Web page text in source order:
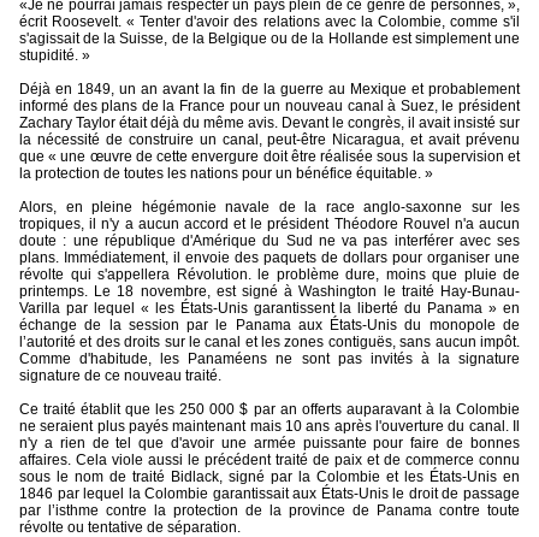
«Je ne pourrai jamais respecter un pays plein de ce genre de personnes, »,
écrit Roosevelt. « Tenter d'avoir des relations avec la Colombie, comme s'il
s'agissait de la Suisse, de la Belgique ou de la Hollande est simplement une
stupidité. »
Déjà en 1849, un an avant la fin de la guerre au Mexique et probablement
informé des plans de la France pour un nouveau canal à Suez, le président
Zachary Taylor était déjà du même avis. Devant le congrès, il avait insisté sur
la nécessité de construire un canal, peut-être Nicaragua, et avait prévenu
que « une œuvre de cette envergure doit être réalisée sous la supervision et
la protection de toutes les nations pour un bénéfice équitable. »
Alors, en pleine hégémonie navale de la race anglo-saxonne sur les
tropiques, il n'y a aucun accord et le président Théodore Rouvel n'a aucun
doute : une république d'Amérique du Sud ne va pas interférer avec ses
plans. Immédiatement, il envoie des paquets de dollars pour organiser une
révolte qui s'appellera Révolution. le problème dure, moins que pluie de
printemps. Le 18 novembre, est signé à Washington le traité Hay-Bunau-
Varilla par lequel « les États-Unis garantissent la liberté du Panama » en
échange de la session par le Panama aux États-Unis du monopole de
l’autorité et des droits sur le canal et les zones contiguës, sans aucun impôt.
Comme d'habitude, les Panaméens ne sont pas invités à la signature
signature de ce nouveau traité.
Ce traité établit que les 250 000 $ par an offerts auparavant à la Colombie
ne seraient plus payés maintenant mais 10 ans après l'ouverture du canal. Il
n'y a rien de tel que d'avoir une armée puissante pour faire de bonnes
affaires. Cela viole aussi le précédent traité de paix et de commerce connu
sous le nom de traité Bidlack, signé par la Colombie et les États-Unis en
1846 par lequel la Colombie garantissait aux États-Unis le droit de passage
par l’isthme contre la protection de la province de Panama contre toute
révolte ou tentative de séparation.